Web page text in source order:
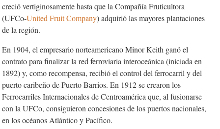
creció vertiginosamente hasta que la Compañía Fruticultora
(UFCo-United Fruit Company) adquirió las mayores plantaciones
de la región.
En 1904, el empresario norteamericano Minor Keith ganó el
contrato para finalizar la red ferroviaria interoceánica (iniciada en
1892) y, como recompensa, recibió el control del ferrocarril y del
puerto caribeño de Puerto Barrios. En 1912 se crearon los
Ferrocarriles Internacionales de Centroamérica que, al fusionarse
con la UFCo, consiguieron concesiones de los puertos nacionales,
en los océanos Atlántico y Pacífico.